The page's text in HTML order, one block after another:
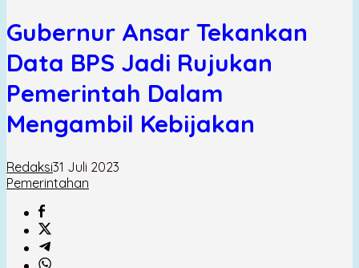
Gubernur Ansar Tekankan
Data BPS Jadi Rujukan
Pemerintah Dalam
Mengambil Kebijakan
Redaksi31 Juli 2023
Pemerintahan